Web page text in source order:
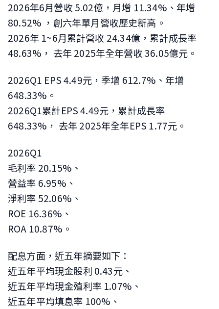
2026年6月營收 5.02億，月增 11.34%、年增
80.52% ，創六年單月營收歷史新高 。
2026年 1~6月累計營收 24.34億，累計成長率
48.63%， 去年 2025年全年營收 36.05億元。
2026Q1 EPS 4.49元，季增 612.7%、年增
648.33%。
2026Q1累計EPS 4.49元，累計成長率
648.33%， 去年 2025年全年EPS 1.77元。
2026Q1
毛利率 20.15%、
營益率 6.95%、
淨利率 52.06%、
ROE 16.36%、
ROA 10.87%。
配息方面，近五年摘要如下：
近五年平均現金股利 0.43元、
近五年平均現金殖利率 1.07%、
近五年平均填息率 100%、